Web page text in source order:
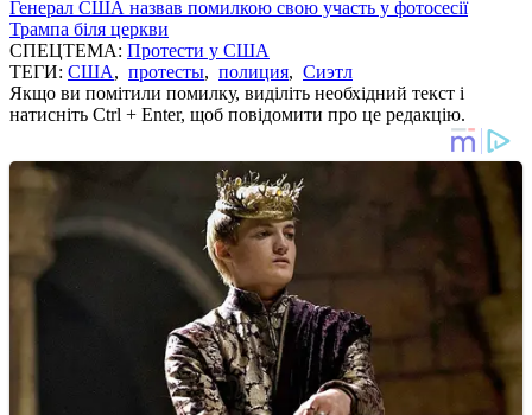
Генерал США назвав помилкою свою участь у фотосесії
Трампа біля церкви
СПЕЦТЕМА: Протести у США
ТЕГИ: США, протесты, полиция, Сиэтл
Якщо ви помітили помилку, виділіть необхідний текст і
натисніть Ctrl + Enter, щоб повідомити про це редакцію.